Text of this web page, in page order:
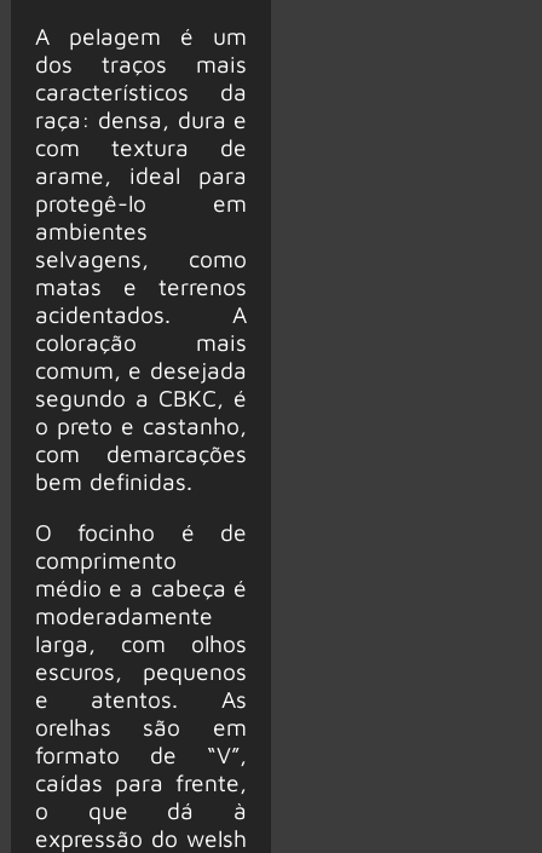
A pelagem é um
dos traços mais
característicos da
raça: densa, dura e
com textura de
arame, ideal para
protegê-lo em
ambientes
selvagens, como
matas e terrenos
acidentados. A
coloração mais
comum, e desejada
segundo a CBKC, é
o preto e castanho,
com demarcações
bem definidas.
O focinho é de
comprimento
médio e a cabeça é
moderadamente
larga, com olhos
escuros, pequenos
e atentos. As
orelhas são em
formato de “V”,
caídas para frente,
o que dá à
expressão do welsh